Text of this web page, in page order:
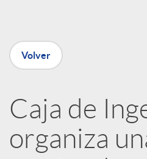
n
e
Volver
Caja de
organiza